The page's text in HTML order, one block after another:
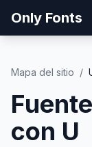
Only Fonts
Mapa del sitio /
con U